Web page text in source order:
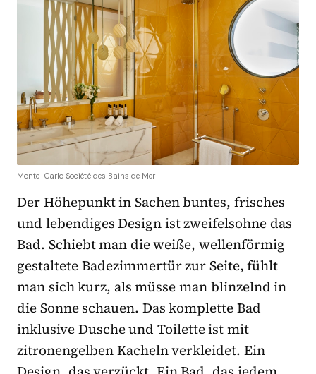
Monte-Carlo Société des Bains de Mer
Der Höhepunkt in Sachen buntes, frisches
und lebendiges Design ist zweifelsohne das
Bad. Schiebt man die weiße, wellenförmig
gestaltete Badezimmertür zur Seite, fühlt
man sich kurz, als müsse man blinzelnd in
die Sonne schauen. Das komplette Bad
inklusive Dusche und Toilette ist mit
zitronengelben Kacheln verkleidet. Ein